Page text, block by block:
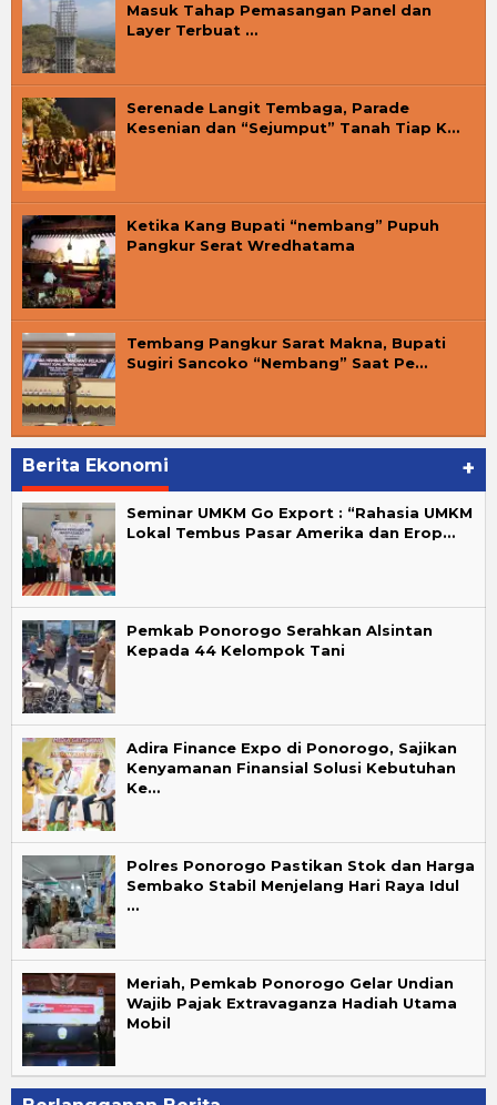
Masuk Tahap Pemasangan Panel dan
Layer Terbuat …
Serenade Langit Tembaga, Parade
Kesenian dan “Sejumput” Tanah Tiap K…
Ketika Kang Bupati “nembang” Pupuh
Pangkur Serat Wredhatama
Tembang Pangkur Sarat Makna, Bupati
Sugiri Sancoko “Nembang” Saat Pe…
Berita Ekonomi +
Seminar UMKM Go Export : “Rahasia UMKM
Lokal Tembus Pasar Amerika dan Erop…
Pemkab Ponorogo Serahkan Alsintan
Kepada 44 Kelompok Tani
Adira Finance Expo di Ponorogo, Sajikan
Kenyamanan Finansial Solusi Kebutuhan
Ke…
Polres Ponorogo Pastikan Stok dan Harga
Sembako Stabil Menjelang Hari Raya Idul
…
Meriah, Pemkab Ponorogo Gelar Undian
Wajib Pajak Extravaganza Hadiah Utama
Mobil